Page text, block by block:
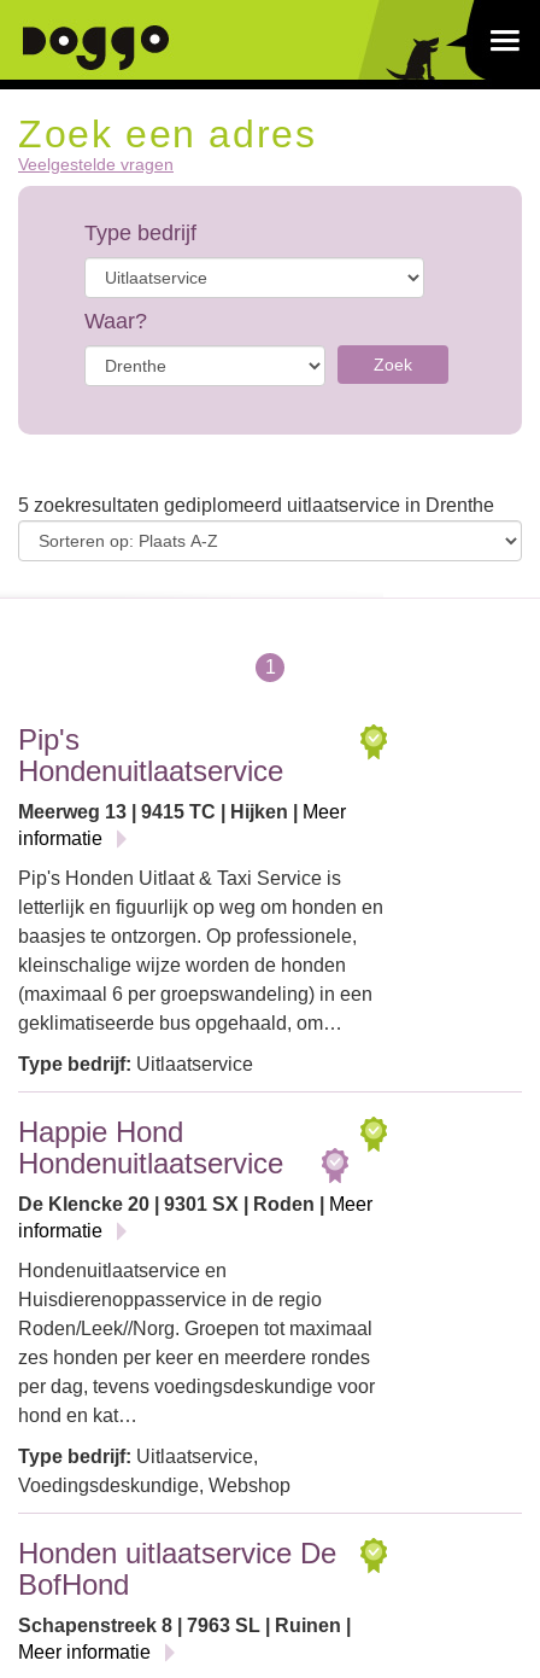
Zoek een adres
Veelgestelde vragen
Type bedrijf
Waar?
Zoek
5 zoekresultaten gediplomeerd uitlaatservice in Drenthe
1
Pip's
Hondenuitlaatservice
Meerweg 13 | 9415 TC | Hijken |
Meer
informatie
Pip's Honden Uitlaat & Taxi Service is
letterlijk en figuurlijk op weg om honden en
baasjes te ontzorgen. Op professionele,
kleinschalige wijze worden de honden
(maximaal 6 per groepswandeling) in een
geklimatiseerde bus opgehaald, om…
Type bedrijf: Uitlaatservice
Happie Hond
Hondenuitlaatservice
De Klencke 20 | 9301 SX | Roden |
Meer
informatie
Hondenuitlaatservice en
Huisdierenoppasservice in de regio
Roden/Leek//Norg. Groepen tot maximaal
zes honden per keer en meerdere rondes
per dag, tevens voedingsdeskundige voor
hond en kat…
Type bedrijf: Uitlaatservice,
Voedingsdeskundige, Webshop
Honden uitlaatservice De
BofHond
Schapenstreek 8 | 7963 SL | Ruinen |
Meer informatie